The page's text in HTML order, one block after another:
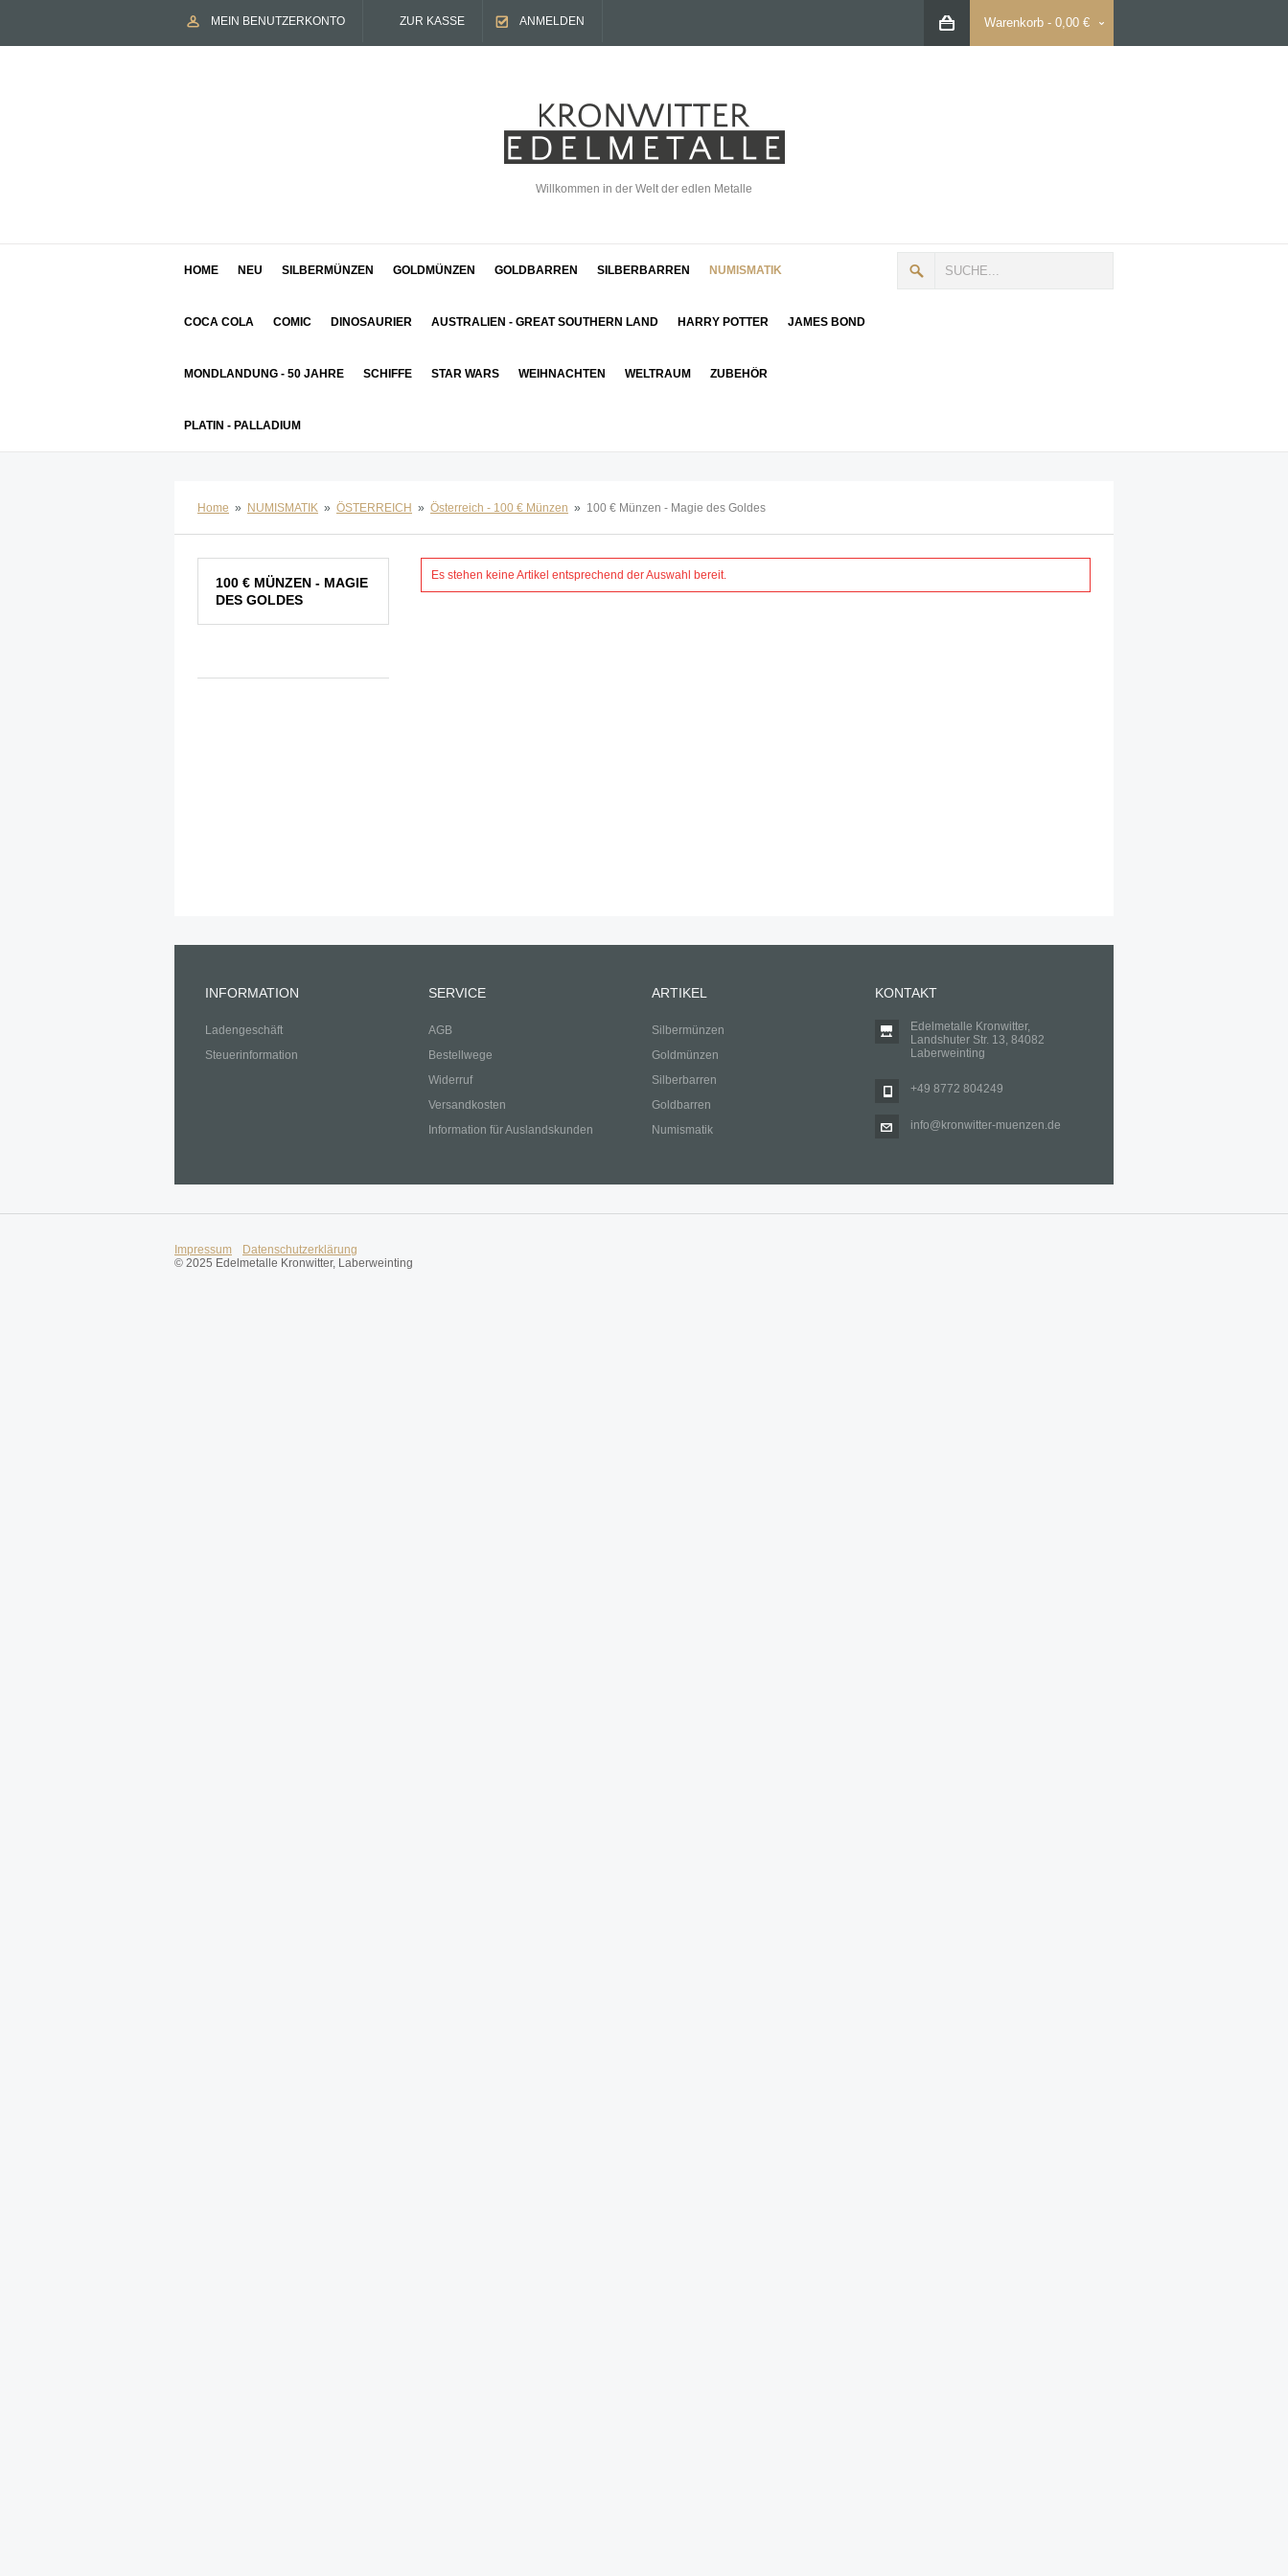
MEIN BENUTZERKONTO ZUR KASSE ANMELDEN Warenkorb - 0,00 €
Willkommen in der Welt der edlen Metalle
HOME NEU SILBERMÜNZEN GOLDMÜNZEN GOLDBARREN SILBERBARREN NUMISMATIK
COCA COLA COMIC DINOSAURIER AUSTRALIEN - GREAT SOUTHERN LAND HARRY POTTER JAMES BOND
MONDLANDUNG - 50 JAHRE SCHIFFE STAR WARS WEIHNACHTEN WELTRAUM ZUBEHÖR
PLATIN - PALLADIUM
Home » NUMISMATIK » ÖSTERREICH » Österreich - 100 € Münzen » 100 € Münzen - Magie des Goldes
Es stehen keine Artikel entsprechend der Auswahl bereit.
100 € MÜNZEN - MAGIE
DES GOLDES
INFORMATION
Ladengeschäft
Steuerinformation
SERVICE
AGB
Bestellwege
Widerruf
Versandkosten
Information für Auslandskunden
ARTIKEL
Silbermünzen
Goldmünzen
Silberbarren
Goldbarren
Numismatik
KONTAKT
Edelmetalle Kronwitter,
Landshuter Str. 13, 84082
Laberweinting
+49 8772 804249
info@kronwitter-muenzen.de
Impressum
Datenschutzerklärung
© 2025 Edelmetalle Kronwitter, Laberweinting